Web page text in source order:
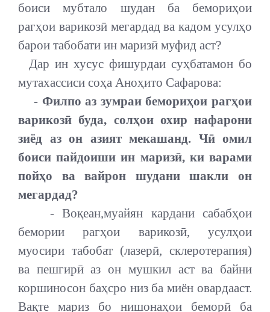
боиси мубтало шудан ба бемориҳои
рагҳои варикозӣ мегардад ва кадом усулҳо
барои табобати ин маризӣ муфид аст?
Дар ин хусус фишурдаи суҳбатамон бо
мутахассиси соҳа Аноҳито Сафарова:
- Филпо аз зумраи бемориҳои рагҳои
варикозӣ буда, солҳои охир нафарони
зиёд аз он азият мекашанд. Чӣ омил
боиси пайдоиши ин маризӣ, ки варами
пойҳо ва вайрон шудани шакли он
мегардад?
- Воқеан,муайян кардани сабабҳои
бемории рагҳои варикозӣ, усулҳои
муосири табобат (лазерӣ, склеротерапия)
ва пешгирӣ аз он мушкил аст ва байни
коршиносон баҳсро низ ба миён овардааст.
Вақте мариз бо нишонаҳои беморӣ ба